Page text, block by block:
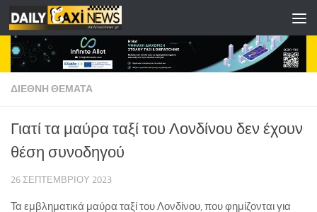
Skip to content
ΔΙΕΘΝΗ ΘΕΜΑΤΑ
Γιατί τα μαύρα ταξί του Λονδίνου δεν έχουν
θέση συνοδηγού
26 ΣΕΠΤΕΜΒΡΊΟΥ 2023
Τα εμβληματικά μαύρα ταξί του Λονδίνου, που φημίζονται για